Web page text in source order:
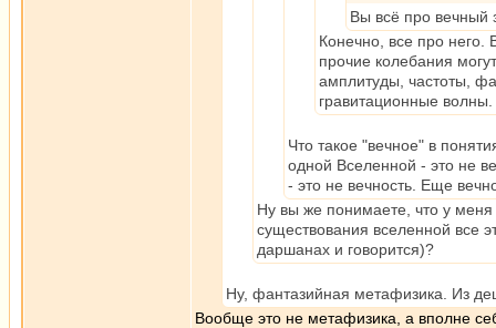
Вы всё про вечный
Конечно, все про него.
прочие колебания
амплитуды, частоты,
гравитационные волны.
Что такое "вечное" в
одной Вселенной - это не
- это не вечность. Еще
Ну вы же понимаете, что у
существования вселенной все
даршанах и говорится)?
Ну, фантазийная метафизика. Из
Вообще это не метафизика, а вполне